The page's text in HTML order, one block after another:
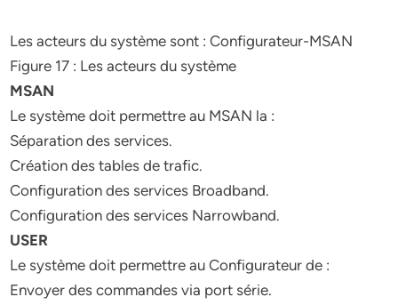
Les acteurs du système sont : Configurateur-MSAN
Figure 17 : Les acteurs du système
MSAN
Le système doit permettre au MSAN la :
Séparation des services.
Création des tables de trafic.
Configuration des services Broadband.
Configuration des services Narrowband.
USER
Le système doit permettre au Configurateur de :
Envoyer des commandes via port série.